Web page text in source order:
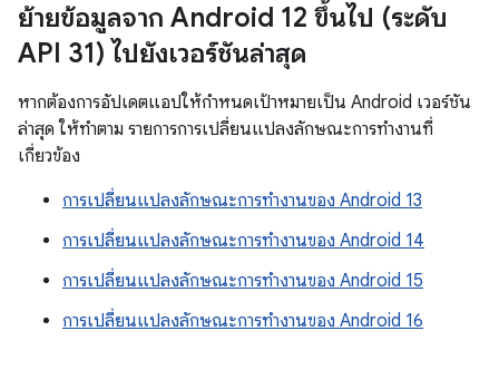
ย้ายข้อมูลจาก Android 12 ขึ้นไป (ระดับ
API 31) ไปยังเวอร์ชันล่าสุด
หากต้องการอัปเดตแอปให้กำหนดเป้าหมายเป็น Android เวอร์ชัน
ล่าสุด ให้ทำตาม รายการการเปลี่ยนแปลงลักษณะการทำงานที่
เกี่ยวข้อง
การเปลี่ยนแปลงลักษณะการทำงานของ Android 13
การเปลี่ยนแปลงลักษณะการทำงานของ Android 14
การเปลี่ยนแปลงลักษณะการทำงานของ Android 15
การเปลี่ยนแปลงลักษณะการทำงานของ Android 16